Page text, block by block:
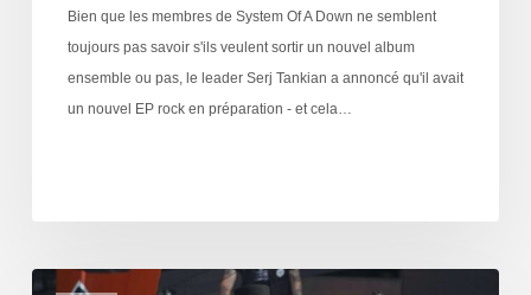
Bien que les membres de System Of A Down ne semblent
toujours pas savoir s'ils veulent sortir un nouvel album
ensemble ou pas, le leader Serj Tankian a annoncé qu'il avait
un nouvel EP rock en préparation - et cela…